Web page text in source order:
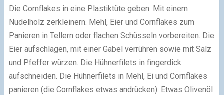
Die Cornflakes in eine Plastiktüte geben. Mit einem
Nudelholz zerkleinern. Mehl, Eier und Cornflakes zum
Panieren in Tellern oder flachen Schüsseln vorbereiten. Die
Eier aufschlagen, mit einer Gabel verrühren sowie mit Salz
und Pfeffer würzen. Die Hühnerfilets in fingerdick
aufschneiden. Die Hühnerfilets in Mehl, Ei und Cornflakes
panieren (die Cornflakes etwas andrücken). Etwas Olivenöl